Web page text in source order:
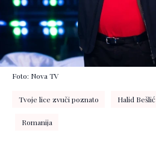
Foto: Nova TV
Tvoje lice zvuči poznato Halid Bešlić
Romanija